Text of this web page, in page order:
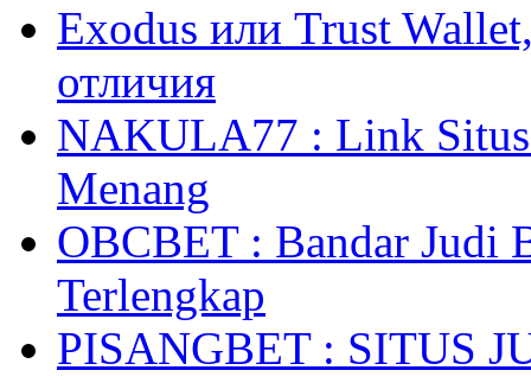
Exodus или Trust
отличия
NAKULA77 : Link Situs
Menang
OBCBET : Bandar Judi
Terlengkap
PISANGBET : SITUS